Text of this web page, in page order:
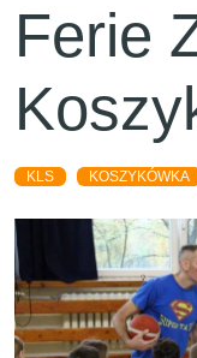
Ferie
KLS KOSZYKÓWKA